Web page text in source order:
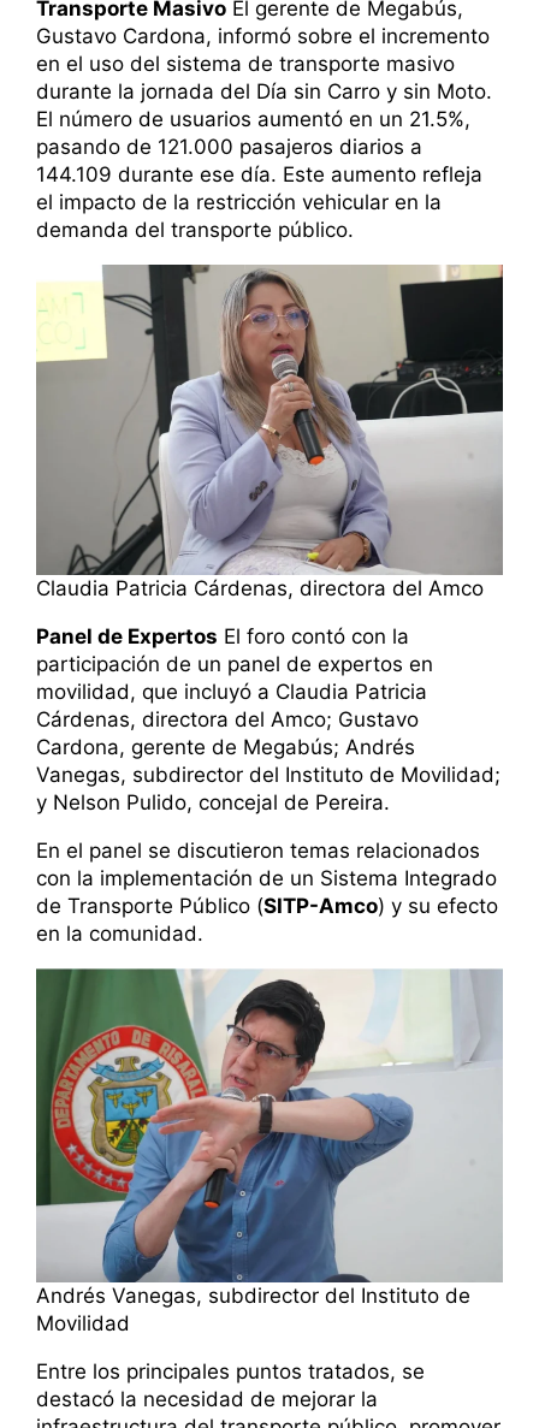
Transporte Masivo El gerente de Megabús,
Gustavo Cardona, informó sobre el incremento
en el uso del sistema de transporte masivo
durante la jornada del Día sin Carro y sin Moto.
El número de usuarios aumentó en un 21.5%,
pasando de 121.000 pasajeros diarios a
144.109 durante ese día. Este aumento refleja
el impacto de la restricción vehicular en la
demanda del transporte público.
Claudia Patricia Cárdenas, directora del Amco
Panel de Expertos El foro contó con la
participación de un panel de expertos en
movilidad, que incluyó a Claudia Patricia
Cárdenas, directora del Amco; Gustavo
Cardona, gerente de Megabús; Andrés
Vanegas, subdirector del Instituto de Movilidad;
y Nelson Pulido, concejal de Pereira.
En el panel se discutieron temas relacionados
con la implementación de un Sistema Integrado
de Transporte Público (SITP-Amco) y su efecto
en la comunidad.
Andrés Vanegas, subdirector del Instituto de
Movilidad
Entre los principales puntos tratados, se
destacó la necesidad de mejorar la